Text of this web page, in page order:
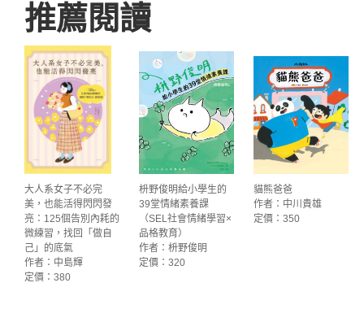
推薦閱讀
大人系女子不必完
美，也能活得閃閃發
亮：125個告別內耗的
微練習，找回「做自
己」的底氣
作者：中島輝
定價：380
枡野俊明給小學生的
39堂情緒素養課
（SEL社會情緒學習×
品格教育）
作者：枡野俊明
定價：320
貓熊爸爸
作者：中川貴雄
定價：350